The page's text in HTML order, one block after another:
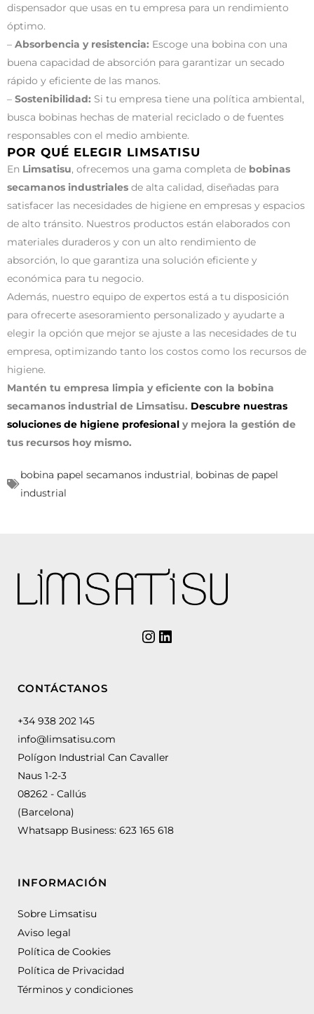
dispensador que usas en tu empresa para un rendimiento
óptimo.
– Absorbencia y resistencia: Escoge una bobina con una
buena capacidad de absorción para garantizar un secado
rápido y eficiente de las manos.
– Sostenibilidad: Si tu empresa tiene una política ambiental,
busca bobinas hechas de material reciclado o de fuentes
responsables con el medio ambiente.
POR QUÉ ELEGIR LIMSATISU
En Limsatisu, ofrecemos una gama completa de bobinas
secamanos industriales de alta calidad, diseñadas para
satisfacer las necesidades de higiene en empresas y espacios
de alto tránsito. Nuestros productos están elaborados con
materiales duraderos y con un alto rendimiento de
absorción, lo que garantiza una solución eficiente y
económica para tu negocio.
Además, nuestro equipo de expertos está a tu disposición
para ofrecerte asesoramiento personalizado y ayudarte a
elegir la opción que mejor se ajuste a las necesidades de tu
empresa, optimizando tanto los costos como los recursos de
higiene.
Mantén tu empresa limpia y eficiente con la bobina
secamanos industrial de Limsatisu. Descubre nuestras
soluciones de higiene profesional y mejora la gestión de
tus recursos hoy mismo.
bobina papel secamanos industrial, bobinas de papel
industrial
CONTÁCTANOS
+34 938 202 145
info@limsatisu.com
Polígon Industrial Can Cavaller
Naus 1-2-3
08262 - Callús
(Barcelona)
Whatsapp Business: 623 165 618
INFORMACIÓN
Sobre Limsatisu
Aviso legal
Política de Cookies
Política de Privacidad
Términos y condiciones